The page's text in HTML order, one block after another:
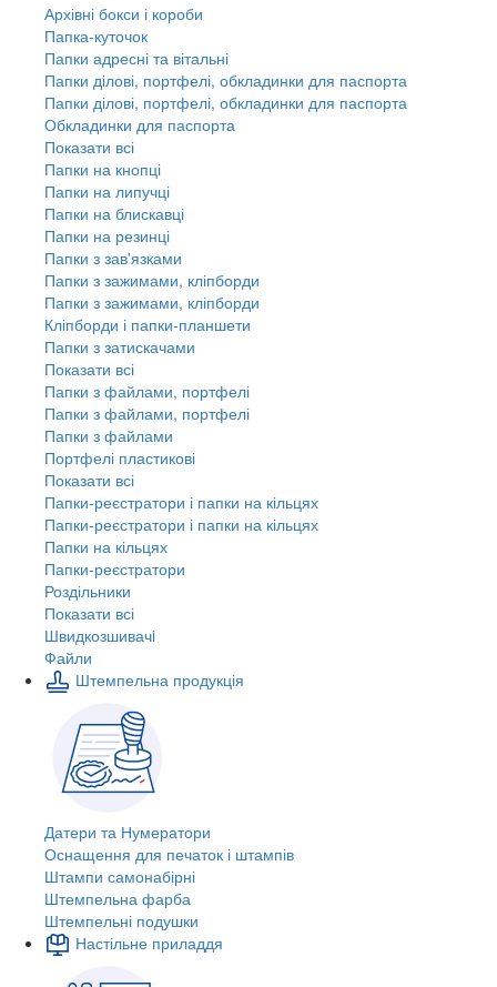
Архівні бокси і короби
Папка-куточок
Папки адресні та вітальні
Папки ділові, портфелі, обкладинки для паспорта
Папки ділові, портфелі, обкладинки для паспорта
Обкладинки для паспорта
Показати всі
Папки на кнопці
Папки на липучці
Папки на блискавці
Папки на резинці
Папки з зав'язками
Папки з зажимами, кліпборди
Папки з зажимами, кліпборди
Кліпборди і папки-планшети
Папки з затискачами
Показати всі
Папки з файлами, портфелі
Папки з файлами, портфелі
Папки з файлами
Портфелі пластикові
Показати всі
Папки-реєстратори і папки на кільцях
Папки-реєстратори і папки на кільцях
Папки на кільцях
Папки-реєстратори
Роздільники
Показати всі
Швидкозшивачi
Файли
Штемпельна продукція
Датери та Нумератори
Оснащення для печаток і штампів
Штампи самонабірні
Штемпельна фарба
Штемпельні подушки
Настільне приладдя